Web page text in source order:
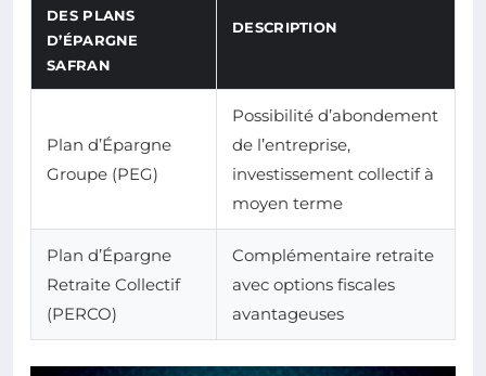
DES PLANS
D’ÉPARGNE
SAFRAN
DESCRIPTION
Plan d’Épargne
Groupe (PEG)
Possibilité d’abondement
de l’entreprise,
investissement collectif à
moyen terme
Plan d’Épargne
Retraite Collectif
(PERCO)
Complémentaire retraite
avec options fiscales
avantageuses